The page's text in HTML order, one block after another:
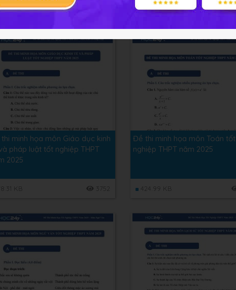
KB 84.12 KB
minh họa môn Giáo dục kinh
pháp luật tốt nghiệp THPT
2025
KB 3752
Đề thi minh họa môn Toán tốt
nghiệp THPT năm 2025
424.99 KB